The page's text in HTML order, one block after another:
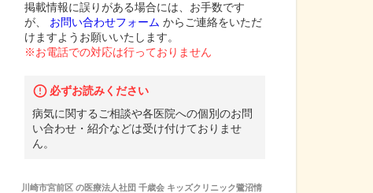
掲載情報に誤りがある場合には、お手数です
が、
お問い合わせフォーム からご連絡をいただ
けますようお願いいたします。
※お電話での対応は行っておりません
必ずお読みください
病気に関するご相談や各医院への個別のお問
い合わせ・紹介などは受け付けておりませ
ん。
川崎市宮前区の医療法人社団 千歳会 キッズクリニック鷺沼情